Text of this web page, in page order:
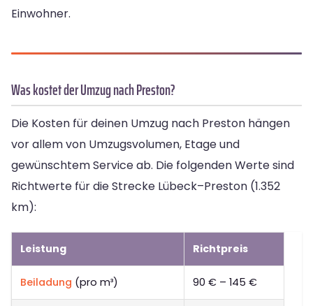
Einwohner.
Was kostet der Umzug nach Preston?
Die Kosten für deinen Umzug nach Preston hängen
vor allem von Umzugsvolumen, Etage und
gewünschtem Service ab. Die folgenden Werte sind
Richtwerte für die Strecke Lübeck–Preston (1.352
km):
Leistung Richtpreis
Beiladung (pro m³) 90 € – 145 €